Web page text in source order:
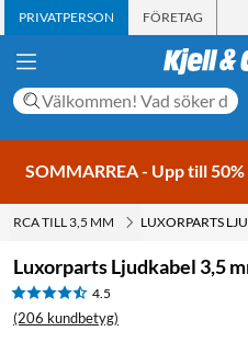
PRIVATPERSON FÖRETAG
SOMMARREA - Upp till 50%
RCA TILL 3,5 MM
Luxorparts Ljudkabel 3,5
4.5
(206 kundbetyg)